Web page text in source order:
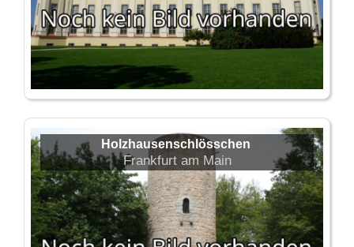
Holzhausenschlösschen
Frankfurt am Main